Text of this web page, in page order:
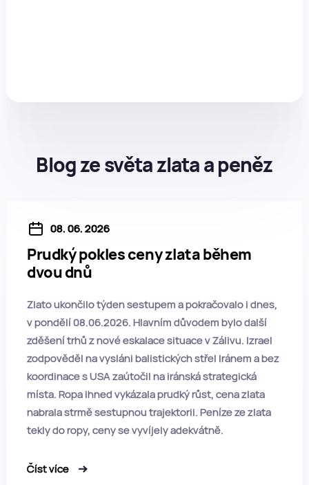
Blog ze světa zlata a peněz
08. 06. 2026
Prudký pokles ceny zlata během
dvou dnů
Zlato ukončilo týden sestupem a pokračovalo i dnes,
v pondělí 08.06.2026. Hlavním důvodem bylo další
zděšení trhů z nové eskalace situace v Zálivu. Izrael
zodpověděl na vysláni balistických střel Iránem a bez
koordinace s USA zaútočil na iránská strategická
místa. Ropa ihned vykázala prudký růst, cena zlata
nabrala strmě sestupnou trajektorii. Peníze ze zlata
tekly do ropy, ceny se vyvíjely adekvátně.
Číst více